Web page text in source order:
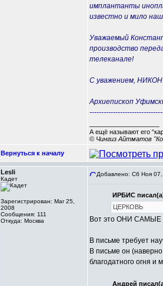
имплантанты
известно и мило
Уважаемый
производство
телеканале!
С уважением, НИКОН
Архиепископ
А ещё называют его
© Чингиз Айтматов
Вернуться к началу
Lesli
Кадет
Зарегистрирован: Mar 25,
2008
Сообщения: 111
Откуда: Москва
Добавлено: Сб Ноя
ИРБИС
ЦЕРКОВЬ
Вот это ОНИ САМЫЕ
В письме требует
В письме он
благодатного огня и
Андрей